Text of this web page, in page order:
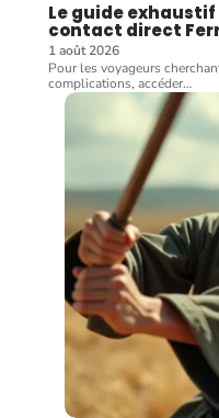
Le guide
contact direct
1 août 2026
Pour les voyageurs
complications, accéder…